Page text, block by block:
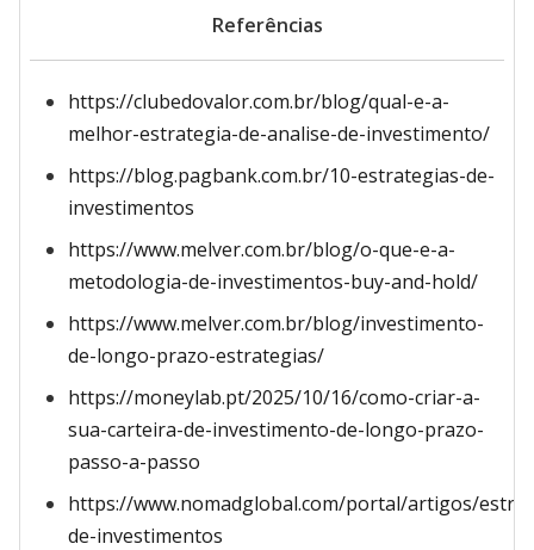
Referências
https://clubedovalor.com.br/blog/qual-e-a-
melhor-estrategia-de-analise-de-investimento/
https://blog.pagbank.com.br/10-estrategias-de-
investimentos
https://www.melver.com.br/blog/o-que-e-a-
metodologia-de-investimentos-buy-and-hold/
https://www.melver.com.br/blog/investimento-
de-longo-prazo-estrategias/
https://moneylab.pt/2025/10/16/como-criar-a-
sua-carteira-de-investimento-de-longo-prazo-
passo-a-passo
https://www.nomadglobal.com/portal/artigos/
de-investimentos